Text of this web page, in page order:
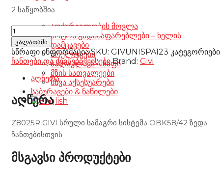
აღჭურვილობის მოვლა
მოტოს გადასაფარებლები – ხელის
დამცავები
ბრელოკები
ბალაკლავა – ბაფი
მზის სათვალეები
სხვა აქსესუარები
საბურავები & ნაწილები
2 საწყობშია
Z8025R
Full
release
mounted
system
OBK58/42
GIVI
რაოდენობა
კალათაში
სწრაფი ინფორმაცია SKU: GIVUNISPA123 კატეგორიები
ჩანთები და ქეისებიქეისები Brand: Givi
აღწერა
აღწერა
Z8025R GIVI სრული სამაგრი სისტემა OBK58/42 ზედა
ჩანთებისთვის
მსგავსი პროდუქტები